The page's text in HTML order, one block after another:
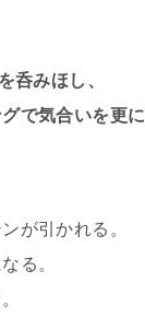
呑みほし、
で気合いを更
が引かれる。
る。